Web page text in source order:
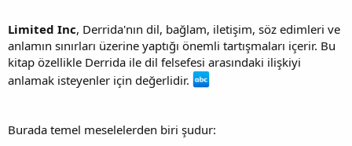
Limited Inc, Derrida'nın dil, bağlam, iletişim, söz edimleri ve
anlamın sınırları üzerine yaptığı önemli tartışmaları içerir. Bu
kitap özellikle Derrida ile dil felsefesi arasındaki ilişkiyi
anlamak isteyenler için değerlidir.
Burada temel meselelerden biri şudur: